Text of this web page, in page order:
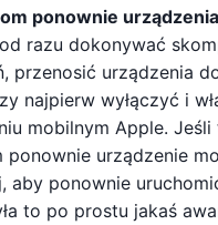
ponownie
razu dokonywać
przenosić urządzenia
najpierw wyłączyć i
mobilnym Apple.
ponownie urządzenie
aby ponownie
to po prostu jakaś